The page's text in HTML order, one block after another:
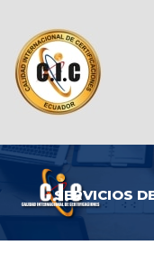
SERVICIOS